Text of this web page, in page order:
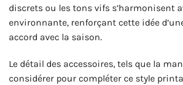
discrets ou les tons vifs s’harmonisent
environnante, renforçant cette idée
accord avec la saison.
Le détail des accessoires, tels que la
considérer pour compléter ce style